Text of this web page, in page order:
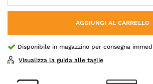
AGGIUNGI AL CARRELLO
Disponibile in magazzino per consegna
Visualizza la guida alle taglie